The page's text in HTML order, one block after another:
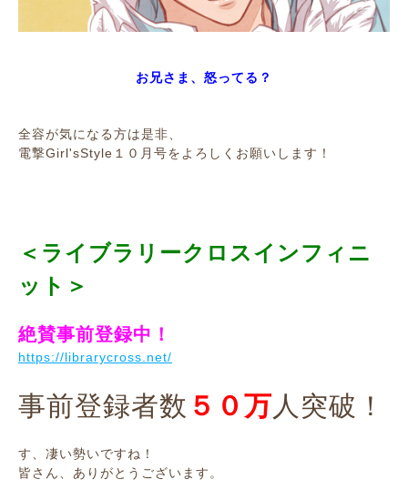
お兄さま、怒ってる？
全容が気になる方は是非、
電撃Girl'sStyle１０月号をよろしくお願いします！
＜ライブラリークロスインフィニ
ット＞
絶賛事前登録中！
https://librarycross.net/
事前登録者数 ５０万 人突破！
す、凄い勢いですね！
皆さん、ありがとうございます。